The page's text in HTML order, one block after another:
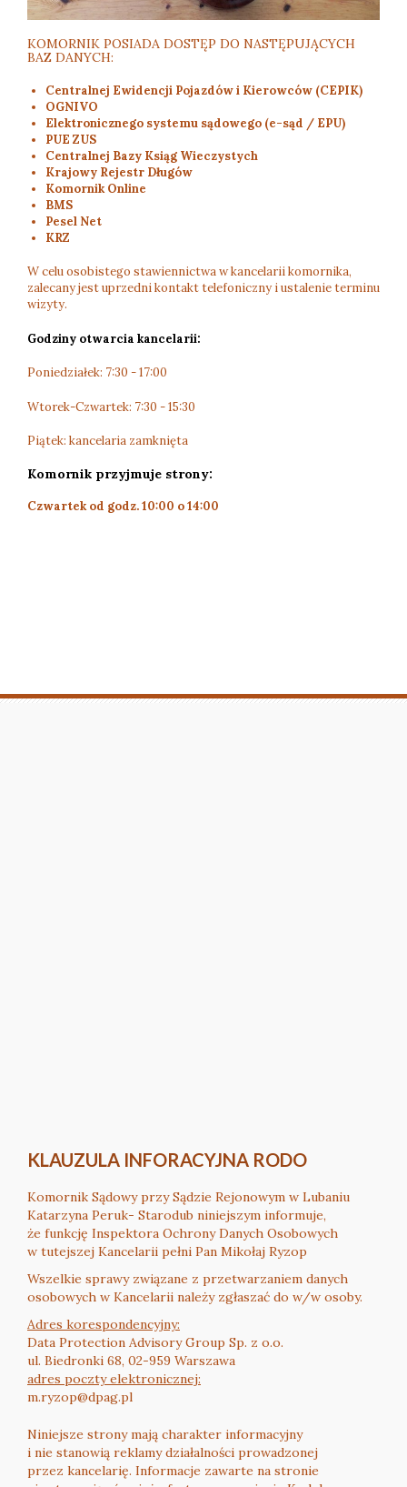
KOMORNIK POSIADA DOSTĘP DO NASTĘPUJĄCYCH
BAZ DANYCH:
Centralnej Ewidencji Pojazdów i Kierowców (CEPIK)
OGNIVO
Elektronicznego systemu sądowego (e-sąd / EPU)
PUE ZUS
Centralnej Bazy Ksiąg Wieczystych
Krajowy Rejestr Długów
Komornik Online
BMS
Pesel Net
KRZ
W celu osobistego stawiennictwa w kancelarii komornika,
zalecany jest uprzedni kontakt telefoniczny i ustalenie terminu
wizyty.
Godziny otwarcia kancelarii:
Poniedziałek: 7:30 - 17:00
Wtorek-Czwartek: 7:30 - 15:30
Piątek: kancelaria zamknięta
Komornik przyjmuje strony:
Czwartek od godz. 10:00 o 14:00
KLAUZULA INFORACYJNA RODO
Komornik Sądowy przy Sądzie Rejonowym w Lubaniu
Katarzyna Peruk- Starodub niniejszym informuje,
że funkcję Inspektora Ochrony Danych Osobowych
w tutejszej Kancelarii pełni Pan Mikołaj Ryzop
Wszelkie sprawy związane z przetwarzaniem danych
osobowych w Kancelarii należy zgłaszać do w/w osoby.
Adres korespondencyjny:
Data Protection Advisory Group Sp. z o.o.
ul. Biedronki 68, 02-959 Warszawa
adres poczty elektronicznej:
m.ryzop@dpag.pl
Niniejsze strony mają charakter informacyjny
i nie stanowią reklamy działalności prowadzonej
przez kancelarię. Informacje zawarte na stronie